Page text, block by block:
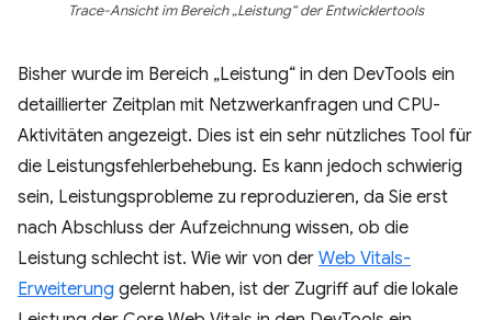
Trace-Ansicht im Bereich „Leistung“ der Entwicklertools
Bisher wurde im Bereich „Leistung“ in den DevTools ein
detaillierter Zeitplan mit Netzwerkanfragen und CPU-
Aktivitäten angezeigt. Dies ist ein sehr nützliches Tool für
die Leistungsfehlerbehebung. Es kann jedoch schwierig
sein, Leistungsprobleme zu reproduzieren, da Sie erst
nach Abschluss der Aufzeichnung wissen, ob die
Leistung schlecht ist. Wie wir von der Web Vitals-
Erweiterung gelernt haben, ist der Zugriff auf die lokale